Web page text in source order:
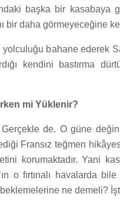
başka bir kasabaya
bir daha görmeyeceğine
bahane ederek
kendini bastırma
mi Yüklenir?
de. O güne değin
Fransız teğmen
korumaktadır. Yani
o fırtınalı havalarda
ne demeli?